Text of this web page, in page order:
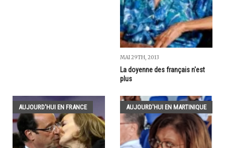
MAI 29TH, 2013
La doyenne des français n'est
plus
AUJOURD'HUI EN FRANCE AUJOURD'HUI EN MARTINIQUE